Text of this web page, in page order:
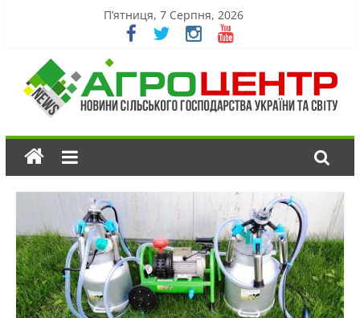
П’ятниця, 7 Серпня, 2026